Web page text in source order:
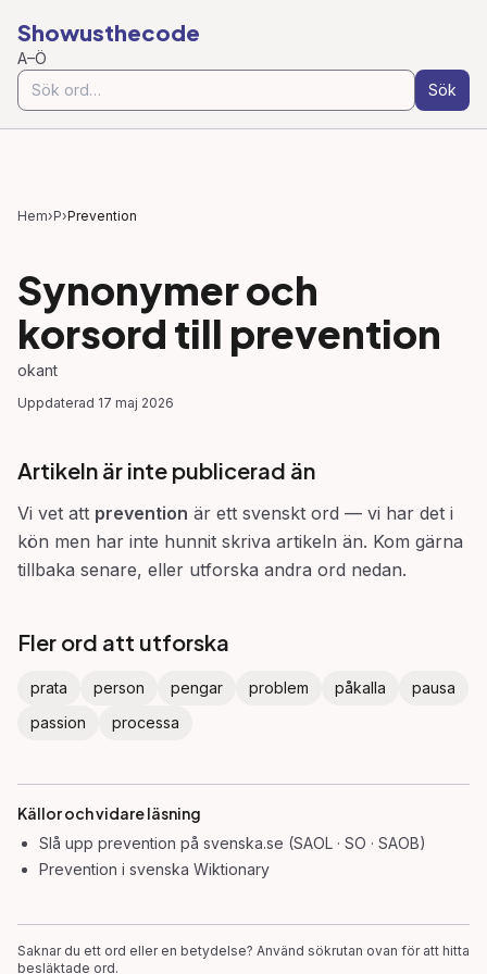
Showusthecode
A–Ö
Sök
Hem›P›Prevention
Synonymer och
korsord till prevention
okant
Uppdaterad 17 maj 2026
Artikeln är inte publicerad än
Vi vet att prevention är ett svenskt ord — vi har det i
kön men har inte hunnit skriva artikeln än. Kom gärna
tillbaka senare, eller utforska andra ord nedan.
Fler ord att utforska
prata person pengar problem påkalla
pausa
passion
processa
Källor och vidare läsning
Slå upp prevention på svenska.se (SAOL · SO · SAOB)
Prevention i svenska Wiktionary
Saknar du ett ord eller en betydelse? Använd sökrutan ovan för att hitta
besläktade ord.